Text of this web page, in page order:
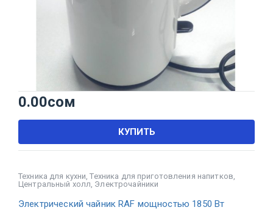
0.00сом
КУПИТЬ
Техника для кухни ,Техника для приготовления напитков
Центральный холл Электрочайники
Электрический чайник RAF мощностью 1850 Вт